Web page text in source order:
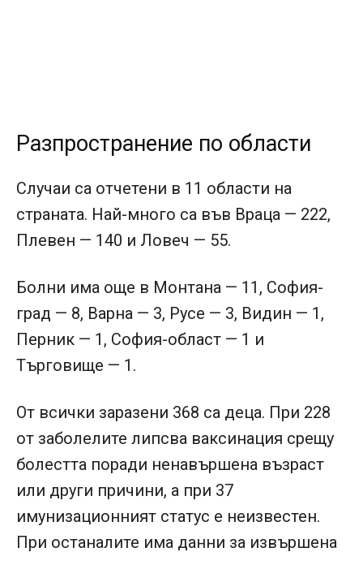
Разпространение по области
Случаи са отчетени в 11 области на
страната. Най-много са във Враца — 222,
Плевен — 140 и Ловеч — 55.
Болни има още в Монтана — 11, София-
град — 8, Варна — 3, Русе — 3, Видин — 1,
Перник — 1, София-област — 1 и
Търговище — 1.
От всички заразени 368 са деца. При 228
от заболелите липсва ваксинация срещу
болестта поради ненавършена възраст
или други причини, а при 37
имунизационният статус е неизвестен.
При останалите има данни за извършена